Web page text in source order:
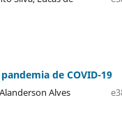
de COVID-19
Alves